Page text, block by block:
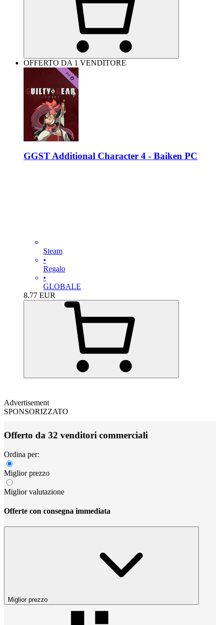
OFFERTO DA 1 VENDITORE
GGST Additional Character 4 - Baiken PC
Steam
•
Regalo
•
GLOBALE
8.77 EUR
Advertisement
SPONSORIZZATO
Offerto da 32 venditori commerciali
Ordina per:
Miglior prezzo
Miglior valutazione
Offerte con consegna immediata
Miglior prezzo